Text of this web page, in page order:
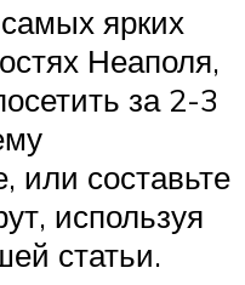
ярких
Неаполя,
за 2-3
или составьте
используя
статьи.